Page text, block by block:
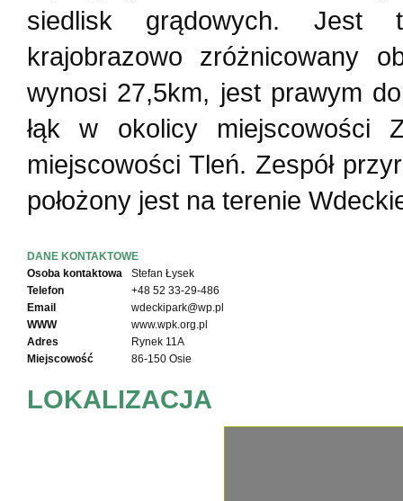
siedlisk grądowych. Jest
krajobrazowo zróżnicowany
wynosi 27,5km, jest prawym
łąk w okolicy
miejscowości Tleń. Zespół
położony jest na terenie
DANE KONTAKTOWE
Osoba kontaktowa
Stefan Łysek
Telefon
+48 52 33-29-486
Email
wdeckipark@wp.pl
WWW
www.wpk.org.pl
Adres
Rynek 11A
Miejscowość
86-150 Osie
LOKALIZACJA